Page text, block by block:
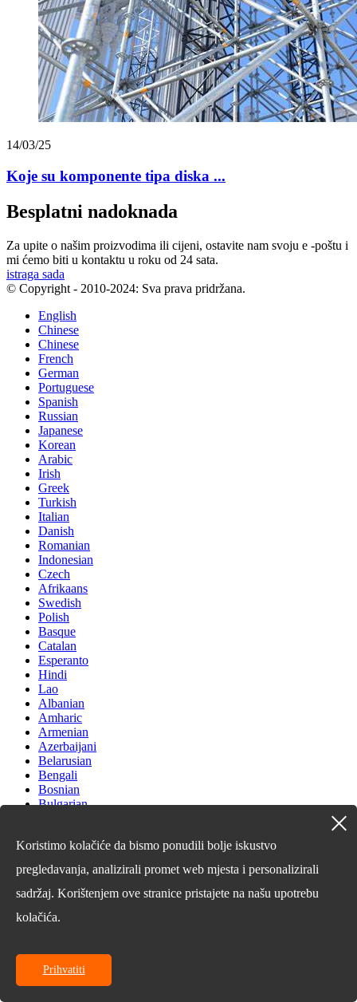
14/03/25
Koje su komponente tipa diska ...
Besplatni nadoknada
Za upite o našim proizvodima ili cijeni, ostavite nam svoju e -poštu i
mi ćemo biti u kontaktu u roku od 24 sata.
istraga sada
© Copyright - 2010-2024: Sva prava pridržana.
English
Chinese
Chinese
French
German
Portuguese
Spanish
Russian
Japanese
Korean
Arabic
Irish
Greek
Turkish
Italian
Danish
Romanian
Indonesian
Czech
Afrikaans
Swedish
Polish
Basque
Catalan
Esperanto
Hindi
Lao
Albanian
Amharic
Armenian
Azerbaijani
Belarusian
Bengali
Bosnian
Bulgarian
Corsican
Dutch
Estonian
Filipino
Finnish
Gujarati
Haitian
Koristimo kolačiće da bismo ponudili bolje iskustvo
pregledavanja, analizirali promet web mjesta i personalizirali
sadržaj. Korištenjem ove stranice pristajete na našu upotrebu
kolačića.
Prihvatiti